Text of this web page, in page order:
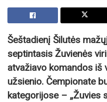
Šeštadienį Šilutės
septintasis Žuvienės
atvažiavo komandos iš
užsienio. Čempionate
kategorijose – „Žuvies